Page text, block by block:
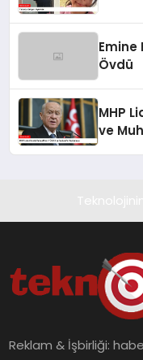
Emine
Övdü
MHP
ve
Reklam & İşbirliği: